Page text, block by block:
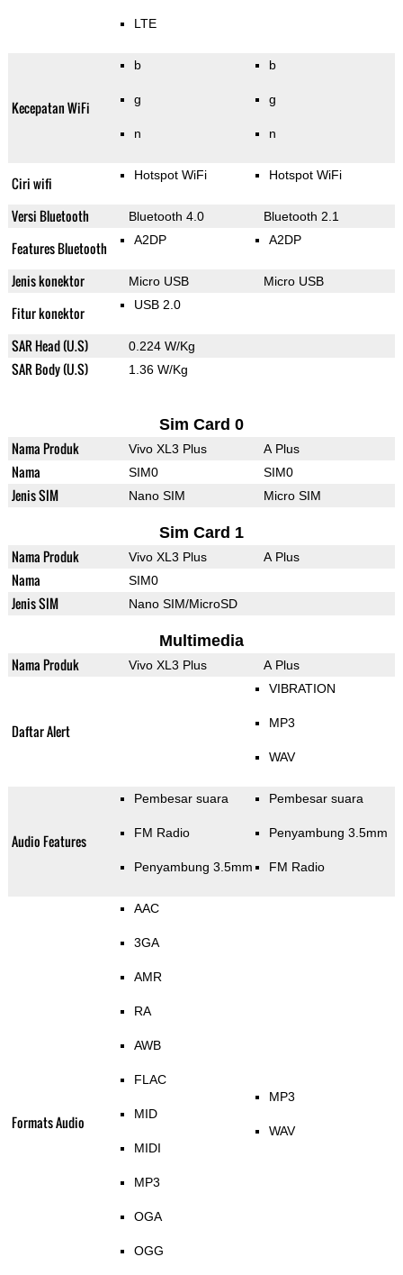
LTE
Kecepatan WiFi
b
g
n
b
g
n
Ciri wifi Hotspot WiFi Hotspot WiFi
Versi Bluetooth Bluetooth 4.0 Bluetooth 2.1
Features Bluetooth A2DP A2DP
Jenis konektor Micro USB Micro USB
Fitur konektor USB 2.0
SAR Head (U.S) 0.224 W/Kg
SAR Body (U.S) 1.36 W/Kg
Sim Card 0
Nama Produk Vivo XL3 Plus A Plus
Nama SIM0 SIM0
Jenis SIM Nano SIM Micro SIM
Sim Card 1
Nama Produk Vivo XL3 Plus A Plus
Nama SIM0
Jenis SIM Nano SIM/MicroSD
Multimedia
Nama Produk Vivo XL3 Plus A Plus
Daftar Alert
VIBRATION
MP3
WAV
Audio Features
Pembesar suara
FM Radio
Penyambung 3.5mm
Pembesar suara
Penyambung 3.5mm
FM Radio
Formats Audio
AAC
3GA
AMR
RA
AWB
FLAC
MID
MIDI
MP3
OGA
OGG
MP3
WAV